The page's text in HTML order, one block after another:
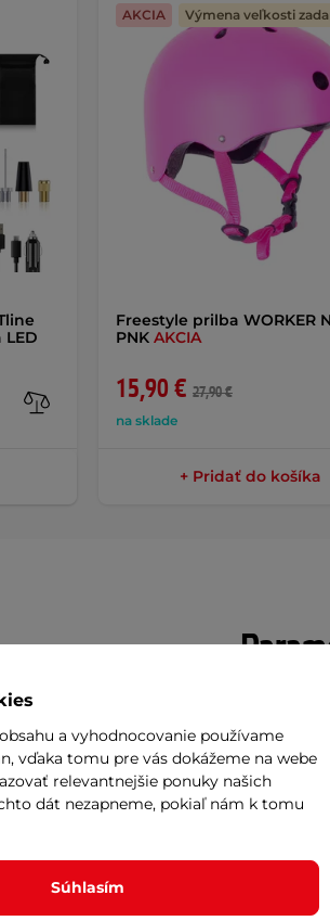
Freestyle prilba WORKER
PNK AKCIA
15,90 € 27,90 €
na sklade
AKCIA Výmena veľkosti
+ Pridať do košíka
na bicykel v tvare
bezpečnostný
ergonomické
na dotyk. Vďaka
presne taký,
Typ batérie
Zdroj svetla
a vyhodnocovanie používame
vďaka tomu pre vás dokážeme na webe
relevantnejšie ponuky našich
dát nezapneme, pokiaľ nám k tomu
Súhlasím